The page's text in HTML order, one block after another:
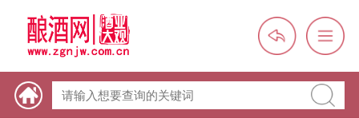
热门资讯：【酒体设计师】职业技能培训及认定班开班通知
热门资讯：未来，传统酒类经销商群体会消失吗？
热门资讯：首批28个酒品牌入选中国消费名品，不仅仅是荣誉那